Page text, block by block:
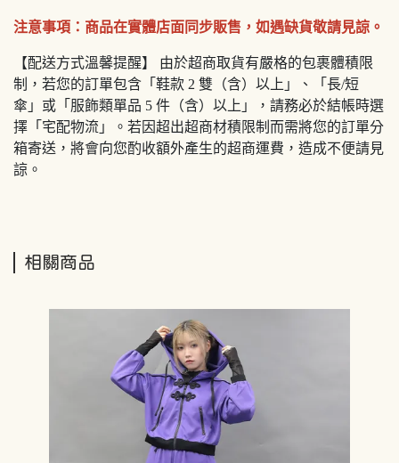
注意事項：商品在實體店面同步販售，如遇缺貨敬請見諒。
【配送方式溫馨提醒】 由於超商取貨有嚴格的包裹體積限
制，若您的訂單包含「鞋款 2 雙（含）以上」、「長/短
傘」或「服飾類單品 5 件（含）以上」，請務必於結帳時選
擇「宅配物流」。若因超出超商材積限制而需將您的訂單分
箱寄送，將會向您酌收額外產生的超商運費，造成不便請見
諒。
相關商品